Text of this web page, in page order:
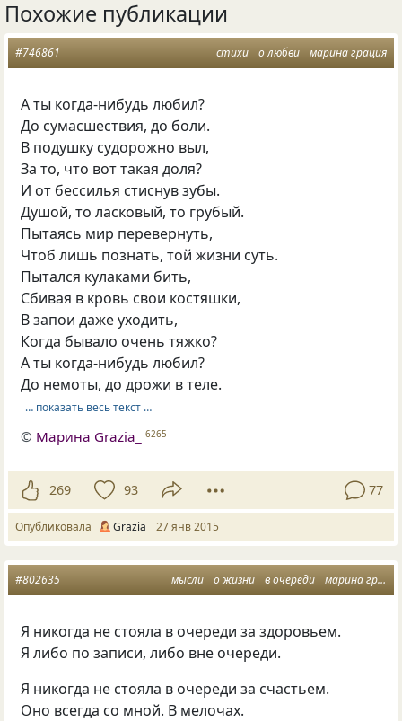
Похожие публикации
стихи о любви марина грация
#746861
А ты когда-нибудь любил?
До сумасшествия, до боли.
В подушку судорожно выл,
За то, что вот такая доля?
И от бессилья стиснув зубы.
Душой, то ласковый, то грубый.
Пытаясь мир перевернуть,
Чтоб лишь познать, той жизни суть.
Пытался кулаками бить,
Сбивая в кровь свои костяшки,
В запои даже уходить,
Когда бывало очень тяжко?
А ты когда-нибудь любил?
До немоты, до дрожи в теле.
… показать весь текст …
© Марина Grazia_ 6265
269 93 77
Опубликовала Grazia_ 27 янв 2015
мысли о жизни в очереди марина грация
#802635
Я никогда не стояла в очереди за здоровьем.
Я либо по записи, либо вне очереди.
Я никогда не стояла в очереди за счастьем.
Оно всегда со мной. В мелочах.